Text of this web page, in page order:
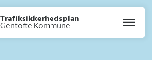
Trafiksikkerhedsplan
Gentofte Kommune